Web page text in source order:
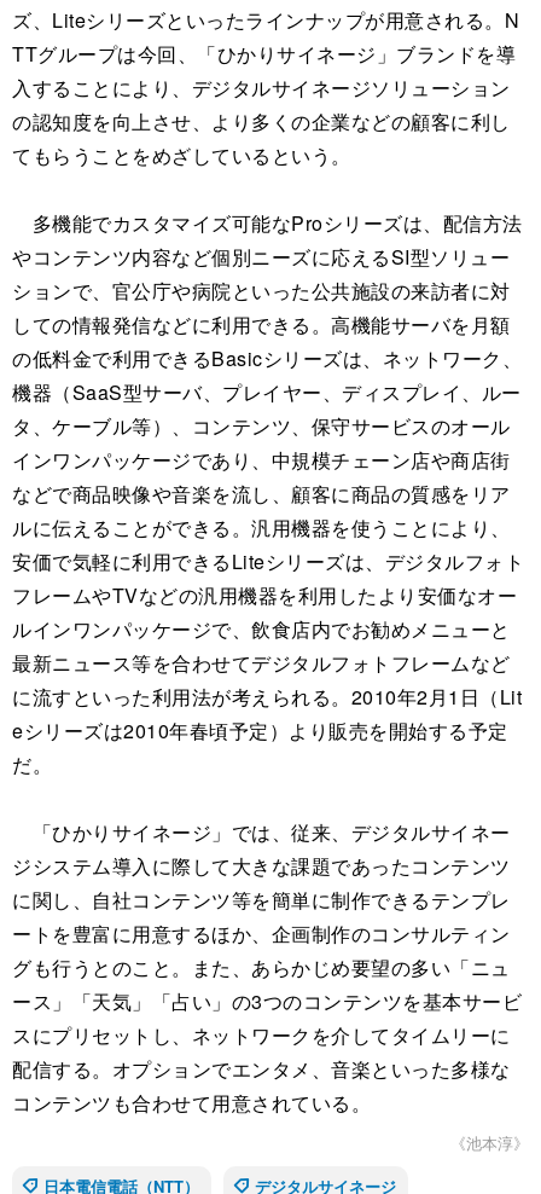
ズ、Liteシリーズといったラインナップが用意される。N
TTグループは今回、「ひかりサイネージ」ブランドを導
入することにより、デジタルサイネージソリューション
の認知度を向上させ、より多くの企業などの顧客に利し
てもらうことをめざしているという。
多機能でカスタマイズ可能なProシリーズは、配信方法
やコンテンツ内容など個別ニーズに応えるSI型ソリュー
ションで、官公庁や病院といった公共施設の来訪者に対
しての情報発信などに利用できる。高機能サーバを月額
の低料金で利用できるBasicシリーズは、ネットワーク、
機器（SaaS型サーバ、プレイヤー、ディスプレイ、ルー
タ、ケーブル等）、コンテンツ、保守サービスのオール
インワンパッケージであり、中規模チェーン店や商店街
などで商品映像や音楽を流し、顧客に商品の質感をリア
ルに伝えることができる。汎用機器を使うことにより、
安価で気軽に利用できるLiteシリーズは、デジタルフォト
フレームやTVなどの汎用機器を利用したより安価なオー
ルインワンパッケージで、飲食店内でお勧めメニューと
最新ニュース等を合わせてデジタルフォトフレームなど
に流すといった利用法が考えられる。2010年2月1日（Lit
eシリーズは2010年春頃予定）より販売を開始する予定
だ。
「ひかりサイネージ」では、従来、デジタルサイネー
ジシステム導入に際して大きな課題であったコンテンツ
に関し、自社コンテンツ等を簡単に制作できるテンプレ
ートを豊富に用意するほか、企画制作のコンサルティン
グも行うとのこと。また、あらかじめ要望の多い「ニュ
ース」「天気」「占い」の3つのコンテンツを基本サービ
スにプリセットし、ネットワークを介してタイムリーに
配信する。オプションでエンタメ、音楽といった多様な
コンテンツも合わせて用意されている。
《池本淳》
日本電信電話（NTT）
デジタルサイネージ